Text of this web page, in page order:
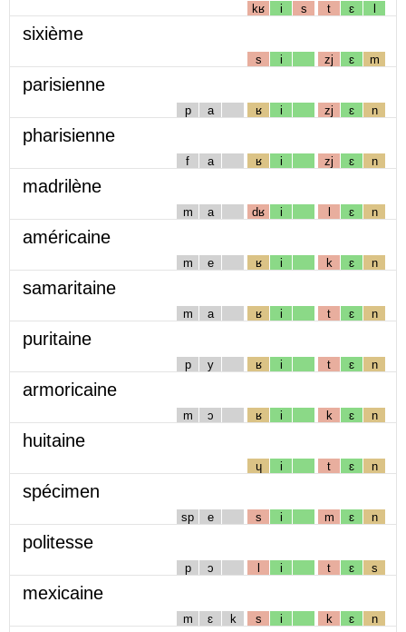
kʁ i s t ɛ l
sixième
s i zj ɛ m
parisienne
p a ʁ i zj ɛ n
pharisienne
f a ʁ i zj ɛ n
madrilène
m a dʁ i l ɛ n
américaine
m e ʁ i k ɛ n
samaritaine
m a ʁ i t ɛ n
puritaine
p y ʁ i t ɛ n
armoricaine
m ɔ ʁ i k ɛ n
huitaine
ɥ i t ɛ n
spécimen
sp e s i m ɛ n
politesse
p ɔ l i t ɛ s
mexicaine
m ɛ k s i k ɛ n